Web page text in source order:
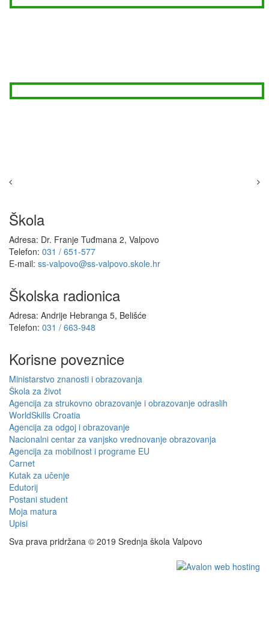
Škola
Adresa: Dr. Franje Tuđmana 2, Valpovo
Telefon: 031 / 651-577
E-mail: ss-valpovo@ss-valpovo.skole.hr
Školska radionica
Adresa: Andrije Hebranga 5, Belišće
Telefon: 031 / 663-948
Korisne poveznice
Ministarstvo znanosti i obrazovanja
Škola za život
Agencija za strukovno obrazovanje i obrazovanje odraslih
WorldSkills Croatia
Agencija za odgoj i obrazovanje
Nacionalni centar za vanjsko vrednovanje obrazovanja
Agencija za mobilnost i programe EU
Carnet
Kutak za učenje
Edutorij
Postani student
Moja matura
Upisi
Sva prava pridržana © 2019 Srednja škola Valpovo